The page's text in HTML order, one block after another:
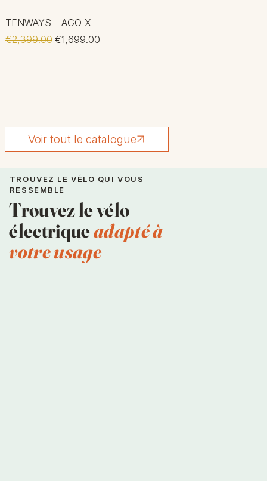
TENWAYS - AGO X
Regular Price
€2,399.00 Sale Price
€1,699.00
Voir tout le catalogue
TROUVEZ LE VÉLO QUI VOUS
RESSEMBLE
Trouvez le vélo
électriqueadapté à
votre usage